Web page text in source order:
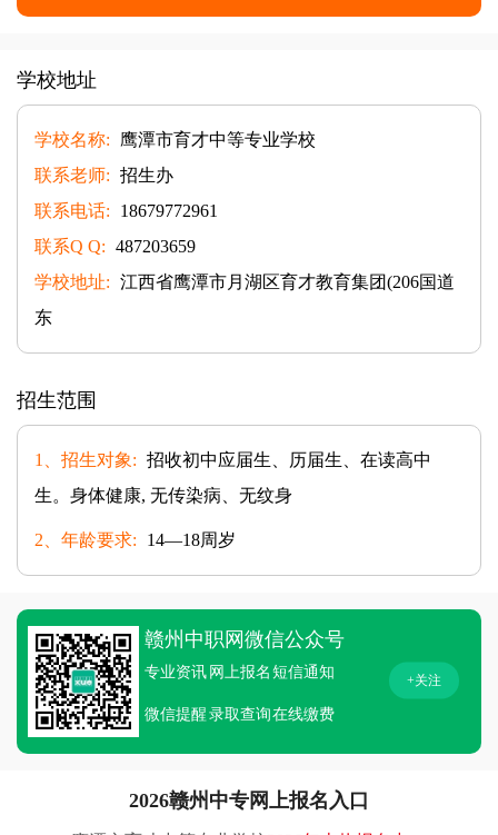
学校地址
学校名称:
鹰潭市育才中等专业学校
联系老师: 招生办
联系电话:
18679772961
联系Q Q: 487203659
学校地址: 江西省鹰潭市月湖区育才教育集团(206国道
东
招生范围
1、招生对象: 招收初中应届生、历届生、在读高中
生。身体健康, 无传染病、无纹身
2、年龄要求: 14—18周岁
赣州中职网微信公众号
专业资讯 网上报名 短信通知
微信提醒 录取查询在线缴费
+关注
2026赣州中专网上报名入口